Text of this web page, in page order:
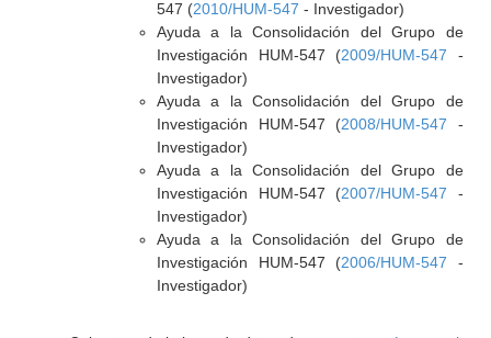
547 (2010/HUM-547 - Investigador)
Ayuda a la Consolidación del Grupo de
Investigación HUM-547 (2009/HUM-547 -
Investigador)
Ayuda a la Consolidación del Grupo de
Investigación HUM-547 (2008/HUM-547 -
Investigador)
Ayuda a la Consolidación del Grupo de
Investigación HUM-547 (2007/HUM-547 -
Investigador)
Ayuda a la Consolidación del Grupo de
Investigación HUM-547 (2006/HUM-547 -
Investigador)